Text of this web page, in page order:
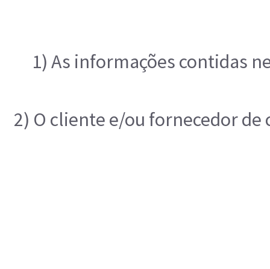
1) As informações contidas
2) O cliente e/ou fornecedor